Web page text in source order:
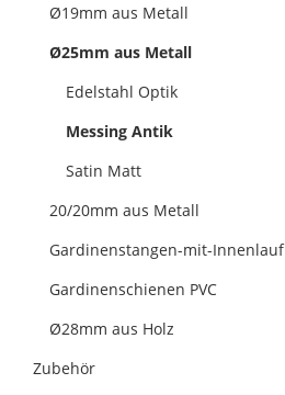
Ø19mm aus Metall
Ø25mm aus Metall
Edelstahl Optik
Messing Antik
Satin Matt
20/20mm aus Metall
Gardinenstangen-mit-Innenlauf
Gardinenschienen PVC
Ø28mm aus Holz
Zubehör